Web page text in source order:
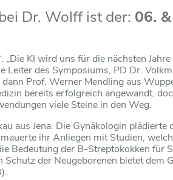
Dr. Wolff ist der: 06.
KI wird uns für die nächsten
des Symposiums, PD Dr.
Prof. Werner Mendling aus
bereits erfolgreich angewandt,
viele Steine in den Weg.
aus Jena. Die Gynäkologin
ihr Anliegen mit Studien,
Bedeutung der B-Streptokokken für
der Neugeborenen bietet dem